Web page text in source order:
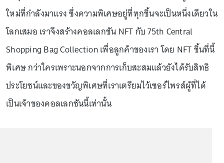
ใหม่ที่กำลังมาแรง ซึ่งความพิเศษอยู่ที่ทุกชิ้นจะเป็นหนึ่งเดียวใน
โลกเสมอ เราจึงสร้างคอลเลกชัน NFT กับ 75th Central
Shopping Bag Collection เพื่อลูกค้าของเรา โดย NFT ชิ้นที่นี้
พิเศษ กว่าใครเพราะนอกจากการเก็บสะสมแล้วยังได้รับสิทธิ
ประโยชน์และของขวัญพิเศษที่เราเตรียมไว้เซอร์ไพรส์ผู้ที่ได้
เป็นเจ้าของคอลเลกชันนี้เท่านั้น